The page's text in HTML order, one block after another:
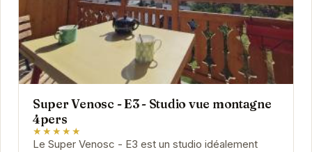
Super Venosc - E3 - Studio vue montagne
4pers
★★★★★
Le Super Venosc - E3 est un studio idéalement